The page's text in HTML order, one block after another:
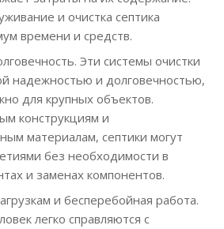
и очистка септика
времени и средств.
Эти системы очистки
надежностью и долговечностью,
для крупных объектов.
конструкциям и
материалам, септики могут
без необходимости в
и заменах компонентов.
и бесперебойная работа.
легко справляются с